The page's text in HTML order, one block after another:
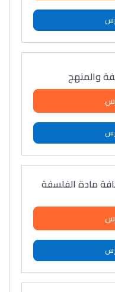
والمنهج
مادة الفلسفة